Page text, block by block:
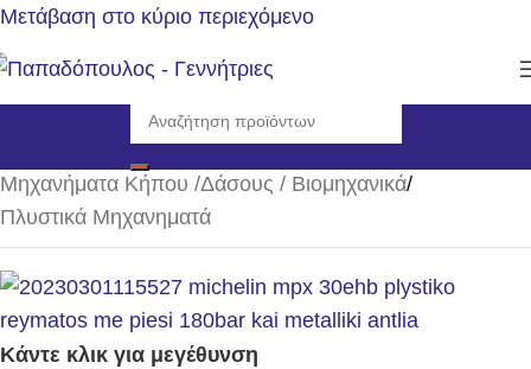
Μετάβαση στο κύριο περιεχόμενο
Αρχική σελίδα/
Μηχανήματα Κήπου /Δάσους / Βιομηχανικά/
Πλυστικά Μηχανηματά
Κάντε κλικ για μεγέθυνση